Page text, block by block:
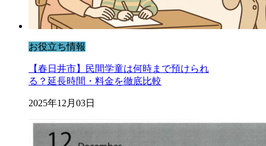
お役立ち情報
【春日井市】民間学童は何時まで預けられ
る？延長時間・料金を徹底比較
2025年12月03日